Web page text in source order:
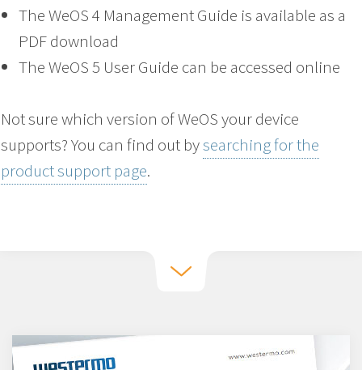
The WeOS 4 Management Guide is available as a
PDF download
The WeOS 5 User Guide can be accessed online
Not sure which version of WeOS your device
supports? You can find out bysearching for the
product support page.